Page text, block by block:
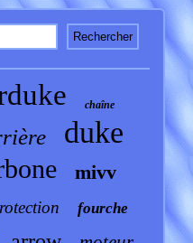
chaîne
duke
mivv
fourche